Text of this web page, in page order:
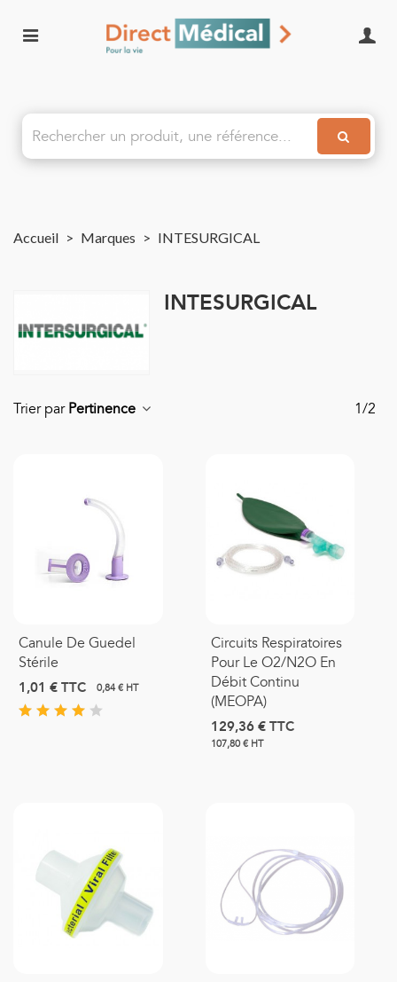
Accueil > Marques > INTESURGICAL
INTESURGICAL
Trier par Pertinence 1/2
Canule De Guedel
Stérile
1,01 €TTC 0,84 € HT
Circuits Respiratoires
Pour Le O2/N2O En
Débit Continu
(MEOPA)
129,36 €TTC
107,80 € HT